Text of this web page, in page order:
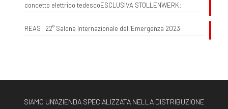
concetto elettrico tedescoESCLUSIVA STOLLENWERK:
REAS | 22° Salone Internazionale dell’Emergenza 2023
SIAMO UN'AZIENDA SPECIALIZZATA NELLA DISTRIBUZIONE